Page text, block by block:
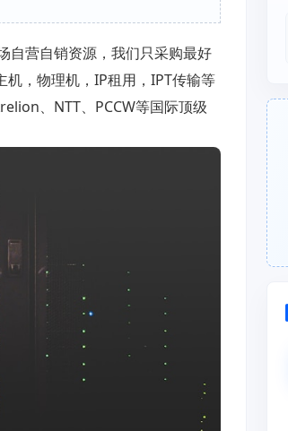
自营自销资源，我们只采购最好
，物理机，IP租用，IPT传输等
、NTT、PCCW等国际顶级